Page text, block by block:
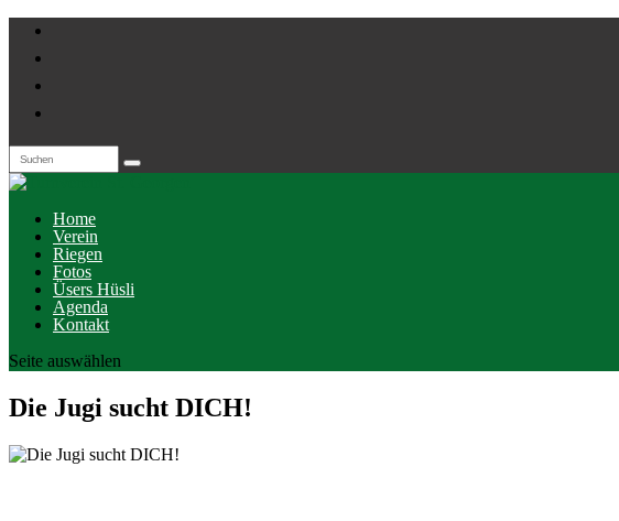
Home
Verein
Riegen
Fotos
Üsers Hüsli
Agenda
Kontakt
Seite auswählen
Die Jugi sucht DICH!